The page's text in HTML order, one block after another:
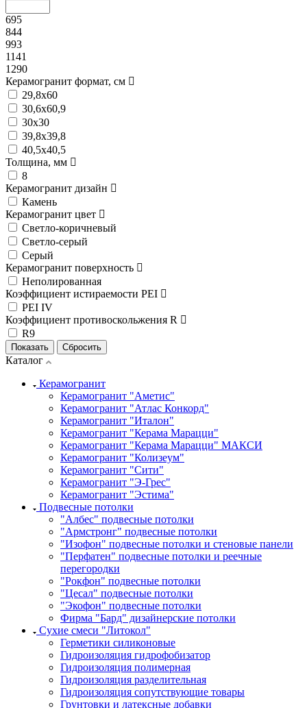
695
844
993
1141
1290
Керамогранит формат, см
29,8х60
30,6х60,9
30х30
39,8х39,8
40,5х40,5
Толщина, мм
8
Керамогранит дизайн
Камень
Керамогранит цвет
Светло-коричневый
Светло-серый
Серый
Керамогранит поверхность
Неполированная
Коэффициент истираемости PEI
PEI IV
Коэффициент противоскольжения R
R9
Каталог
Керамогранит
Керамогранит "Аметис"
Керамогранит "Атлас Конкорд"
Керамогранит "Италон"
Керамогранит "Керама Марацци"
Керамогранит "Керама Марацци" МАКСИ
Керамогранит "Колизеум"
Керамогранит "Сити"
Керамогранит "Э-Грес"
Керамогранит "Эстима"
Подвесные потолки
"Албес" подвесные потолки
"Армстронг" подвесные потолки
"Изофон" подвесные потолки и стеновые панели
"Перфатен" подвесные потолки и реечные
перегородки
"Рокфон" подвесные потолки
"Цесал" подвесные потолки
"Экофон" подвесные потолки
Фирма "Бард" дизайнерские потолки
Сухие смеси "Литокол"
Герметики силиконовые
Гидроизоляция гидрофобизатор
Гидроизоляция полимерная
Гидроизоляция разделительная
Гидроизоляция сопутствующие товары
Грунтовки и латексные добавки